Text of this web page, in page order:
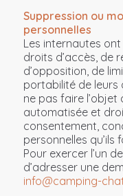
Suppression ou
personnelles
Les internautes ont
droits d’accès, de
d’opposition, de
portabilité de leurs
ne pas faire l’objet
automatisée et
consentement,
personnelles qu’ils
Pour exercer l’un
d’adresser une
info@camping-